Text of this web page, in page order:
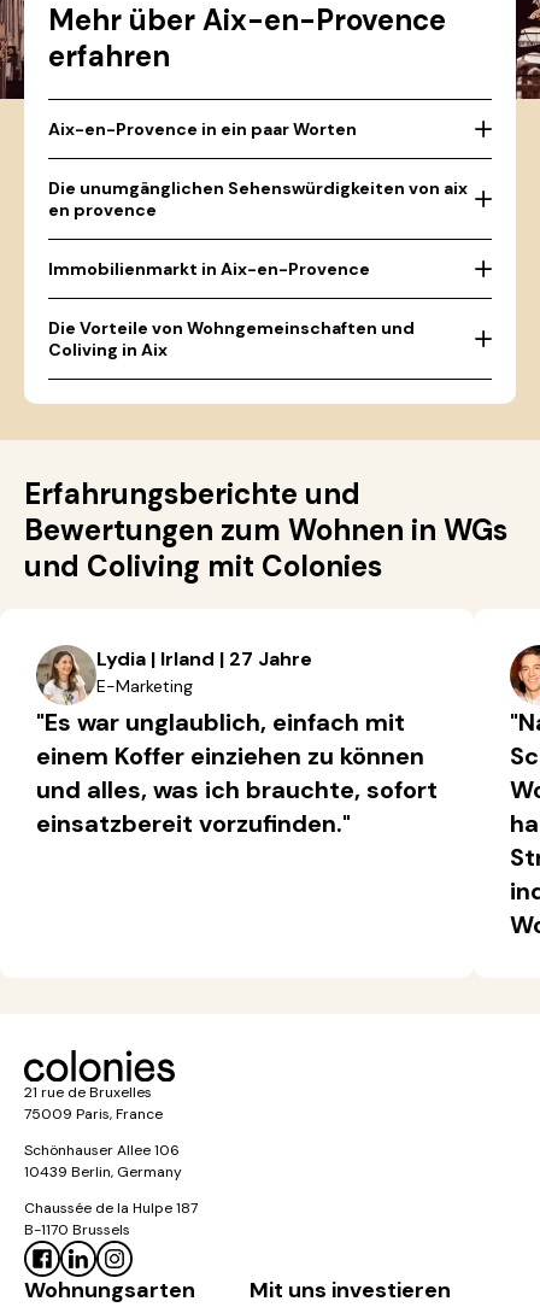
Mehr über Aix-en-Provence
erfahren
Aix-en-Provence in ein paar Worten
Die unumgänglichen Sehenswürdigkeiten von aix
en provence
Immobilienmarkt in Aix-en-Provence
Die Vorteile von Wohngemeinschaften und
Coliving in Aix
Erfahrungsberichte und
Bewertungen zum Wohnen in WGs
und Coliving mit Colonies
Lydia | Irland | 27 Jahre
E-Marketing
"Es war unglaublich, einfach mit
einem Koffer einziehen zu können
und alles, was ich brauchte, sofort
einsatzbereit vorzufinden."
21 rue de Bruxelles
75009 Paris, France
Schönhauser Allee 106
10439 Berlin, Germany
Chaussée de la Hulpe 187
B-1170 Brussels
Wohnungsarten Mit uns investieren